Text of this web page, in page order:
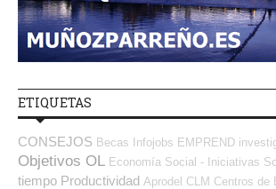
ETIQUETAS
CONSEJOS Becas Infojobs EMPREND
Objetivos OL Economía Social - Iniciativas
tiempo Productividad Aprodel CLM Centros de